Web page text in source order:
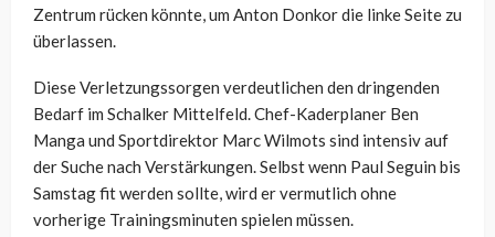
Zentrum rücken könnte, um Anton Donkor die linke Seite zu
überlassen.
Diese Verletzungssorgen verdeutlichen den dringenden
Bedarf im Schalker Mittelfeld. Chef-Kaderplaner Ben
Manga und Sportdirektor Marc Wilmots sind intensiv auf
der Suche nach Verstärkungen. Selbst wenn Paul Seguin bis
Samstag fit werden sollte, wird er vermutlich ohne
vorherige Trainingsminuten spielen müssen.